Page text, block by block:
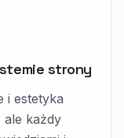
strony
i estetyka
ale każdy